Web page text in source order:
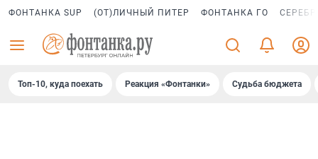
ФОНТАНКА SUP (ОТ)ЛИЧНЫЙ ПИТЕР ФОНТАНКА ГО
Топ-10, куда поехать Реакция «Фонтанки» Судьба бюджета